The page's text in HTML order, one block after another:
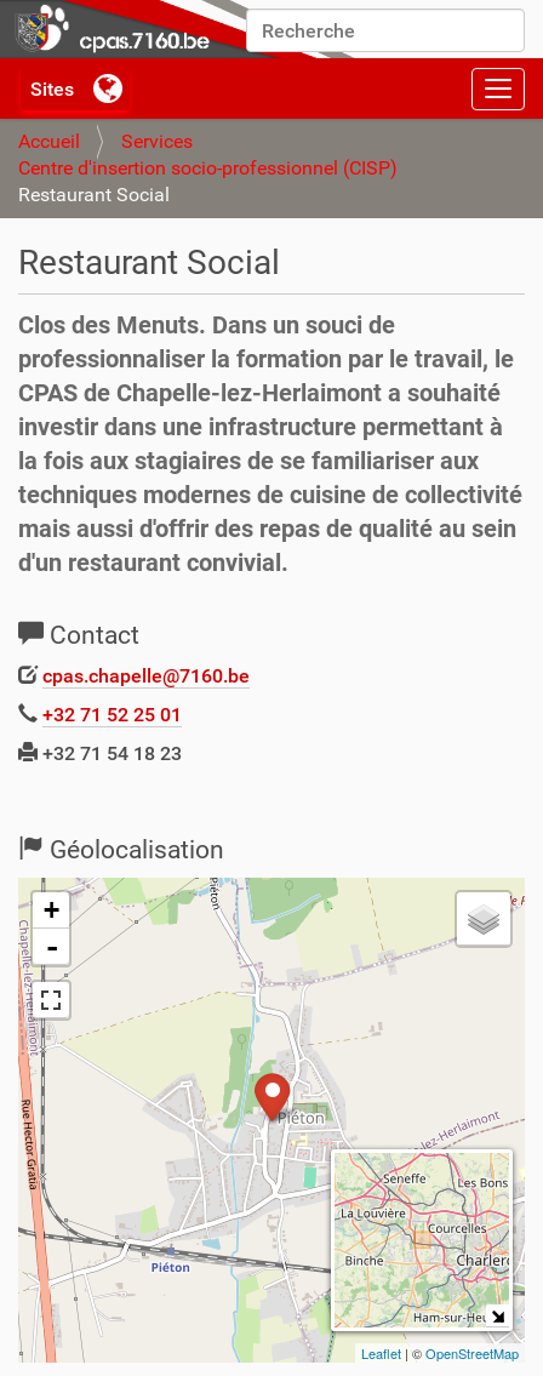
Chercher par
Recherche avancée…
Accueil
Services
Centre d'insertion socio-professionnel (CISP)
Restaurant Social
Restaurant Social
Clos des Menuts. Dans un souci de
professionnaliser la formation par le travail, le
CPAS de Chapelle-lez-Herlaimont a souhaité
investir dans une infrastructure permettant à
la fois aux stagiaires de se familiariser aux
techniques modernes de cuisine de collectivité
mais aussi d'offrir des repas de qualité au sein
d'un restaurant convivial.
Contact
cpas.chapelle@7160.be
+32 71 52 25 01
+32 71 54 18 23
Géolocalisation
+
-
Leaflet | ©OpenStreetMap